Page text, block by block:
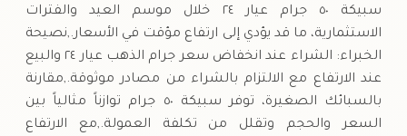
سبيكة ٥٠ جرام عيار ٢٤ خلال موسم العيد والفترات
الاستثمارية، ما قد يؤدي إلى ارتفاع مؤقت في الأسعار.,نصيحة
الخبراء: الشراء عند انخفاض سعر جرام الذهب عيار ٢٤ والبيع
عند الارتفاع مع الالتزام بالشراء من مصادر موثوقة.,مقارنة
بالسبائك الصغيرة، توفر سبيكة ٥٠ جرام توازناً مثالياً بين
السعر والحجم وتقلل من تكلفة العمولة.,مع الارتفاع